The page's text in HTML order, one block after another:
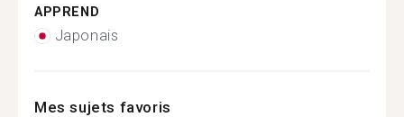
APPREND
Japonais
Mes sujets favoris